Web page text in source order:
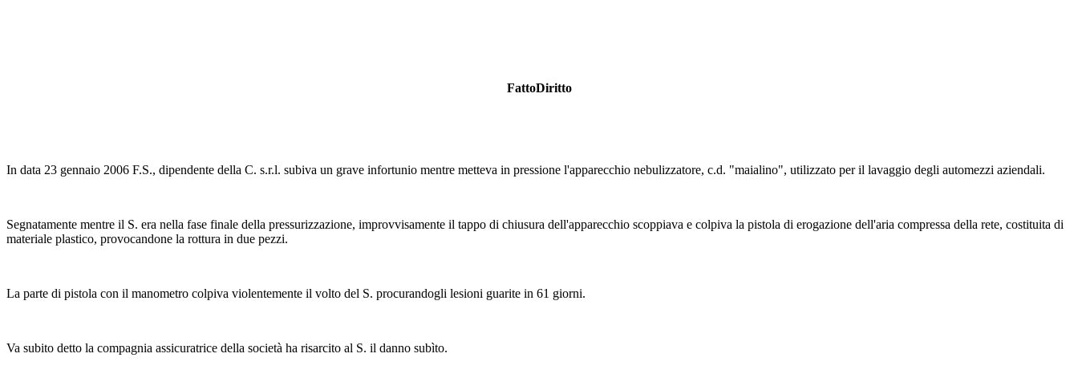
FattoDiritto
In data 23 gennaio 2006 F.S., dipendente della C. s.r.l. subiva un grave infortunio mentre metteva in pressione l'apparecchio nebulizzatore, c.d. "maialino", utilizzato per il lavaggio degli automezzi aziendali.
Segnatamente mentre il S. era nella fase finale della pressurizzazione, improvvisamente il tappo di chiusura dell'apparecchio scoppiava e colpiva la pistola di erogazione dell'aria compressa della rete, costituita di
materiale plastico, provocandone la rottura in due pezzi.
La parte di pistola con il manometro colpiva violentemente il volto del S. procurandogli lesioni guarite in 61 giorni.
Va subito detto la compagnia assicuratrice della società ha risarcito al S. il danno subìto.